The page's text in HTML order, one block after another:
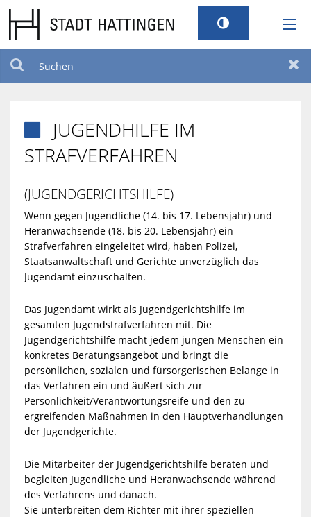
RATHAUS
TOURISMUS
STANDORT
SERVICEPORTAL
BILDUNG UND KULTUR
BARRIEREFREIHEIT
JUGENDHILFE IM
STRAFVERFAHREN
(JUGENDGERICHTSHILFE)
Wenn gegen Jugendliche (14. bis 17. Lebensjahr) und
Heranwachsende (18. bis 20. Lebensjahr) ein
Strafverfahren eingeleitet wird, haben Polizei,
Staatsanwaltschaft und Gerichte unverzüglich das
Jugendamt einzuschalten.
Das Jugendamt wirkt als Jugendgerichtshilfe im
gesamten Jugendstrafverfahren mit. Die
Jugendgerichtshilfe macht jedem jungen Menschen ein
konkretes Beratungsangebot und bringt die
persönlichen, sozialen und fürsorgerischen Belange in
das Verfahren ein und äußert sich zur
Persönlichkeit/Verantwortungsreife und den zu
ergreifenden Maßnahmen in den Hauptverhandlungen
der Jugendgerichte.
Die Mitarbeiter der Jugendgerichtshilfe beraten und
begleiten Jugendliche und Heranwachsende während
des Verfahrens und danach.
Sie unterbreiten dem Richter mit ihrer speziellen